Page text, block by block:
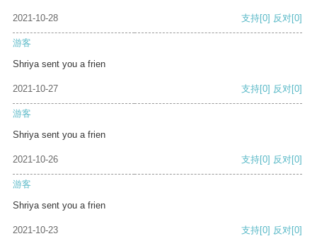
2021-10-28 支持[0] 反对[0]
游客
Shriya sent you a frien
2021-10-27 支持[0] 反对[0]
游客
Shriya sent you a frien
2021-10-26 支持[0] 反对[0]
游客
Shriya sent you a frien
2021-10-23 支持[0] 反对[0]